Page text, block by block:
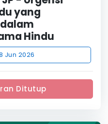
yang
Hindu
Jun 2026
Ditutup